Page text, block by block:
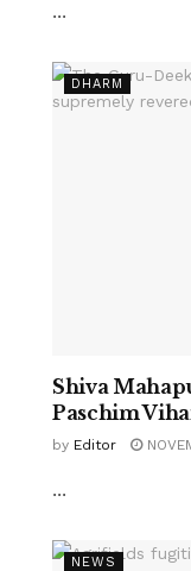
...
DHARM
Shiva
Paschim
by Editor
...
NEWS